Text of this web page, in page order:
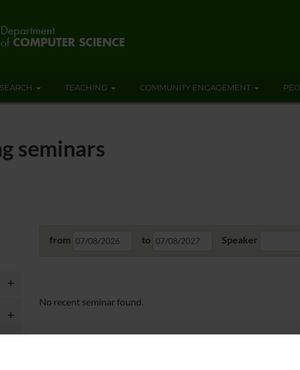
TEACHING COMMUNITY ENGAGEMENT
seminars
from to Speaker
No recent seminar found.